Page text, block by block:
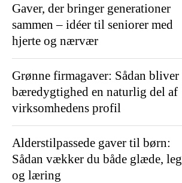
Gaver, der bringer generationer
sammen – idéer til seniorer med
hjerte og nærvær
Grønne firmagaver: Sådan bliver
bæredygtighed en naturlig del af
virksomhedens profil
Alderstilpassede gaver til børn:
Sådan vækker du både glæde, leg
og læring